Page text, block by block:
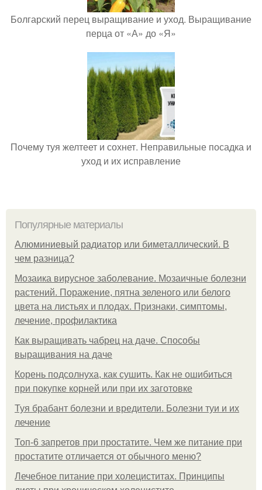
Болгарский перец выращивание и уход. Выращивание
перца от «А» до «Я»
Почему туя желтеет и сохнет. Неправильные посадка и
уход и их исправление
Популярные материалы
Алюминиевый радиатор или биметаллический. В
чем разница?
Мозаика вирусное заболевание. Мозаичные болезни
растений. Поражение, пятна зеленого или белого
цвета на листьях и плодах. Признаки, симптомы,
лечение, профилактика
Как выращивать чабрец на даче. Способы
выращивания на даче
Корень подсолнуха, как сушить. Как не ошибиться
при покупке корней или при их заготовке
Туя брабант болезни и вредители. Болезни туи и их
лечение
Топ-6 запретов при простатите. Чем же питание при
простатите отличается от обычного меню?
Лечебное питание при холециститах. Принципы